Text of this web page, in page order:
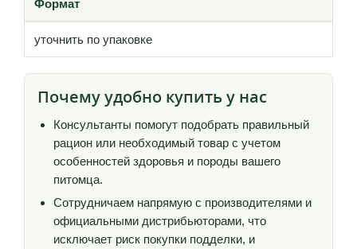
Формат
уточнить по упаковке
Почему удобно купить у нас
Консультанты помогут подобрать правильный
рацион или необходимый товар с учетом
особенностей здоровья и породы вашего
питомца.
Сотрудничаем напрямую с производителями и
официальными дистрибьюторами, что
исключает риск покупки подделки, и